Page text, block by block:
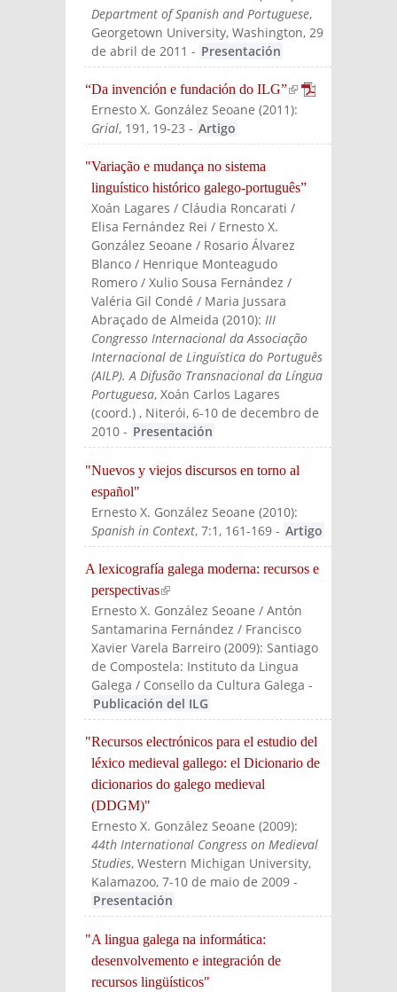
Department of Spanish and Portuguese,
Georgetown University, Washington, 29
de abril de 2011 - Presentación
“Da invención e fundación do ILG”(link is
externa
Ernesto X. González Seoane (2011):
Grial, 191, 19-23 - Artigo
"Variação e mudança no sistema
linguístico histórico galego-português”
Xoán Lagares / Cláudia Roncarati /
Elisa Fernández Rei / Ernesto X.
González Seoane / Rosario Álvarez
Blanco / Henrique Monteagudo
Romero / Xulio Sousa Fernández /
Valéria Gil Condé / Maria Jussara
Abraçado de Almeida (2010):III
Congresso Internacional da Associação
Internacional de Linguística do Português
(AILP). A Difusão Transnacional da Língua
Portuguesa, Xoán Carlos Lagares
(coord.), Niterói, 6-10 de decembro de
2010 - Presentación
"Nuevos y viejos discursos en torno al
español"
Ernesto X. González Seoane (2010):
Spanish in Context, 7:1, 161-169 - Artigo
A lexicografía galega moderna: recursos e
perspectivas(link is external)
Ernesto X. González Seoane / Antón
Santamarina Fernández / Francisco
Xavier Varela Barreiro (2009):Santiago
de Compostela: Instituto da Lingua
Galega / Consello da Cultura Galega -
Publicación del ILG
"Recursos electrónicos para el estudio del
léxico medieval gallego: el Dicionario de
dicionarios do galego medieval
(DDGM)"
Ernesto X. González Seoane (2009):
44th International Congress on Medieval
Studies, Western Michigan University,
Kalamazoo, 7-10 de maio de 2009 -
Presentación
"A lingua galega na informática:
desenvolvemento e integración de
recursos lingüísticos"